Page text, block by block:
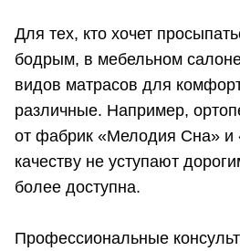
Для тех, кто хочет
бодрым, в мебельном
видов матрасов для
различные. Например,
от фабрик «Мелодия Сна» и
качеству не уступают
более доступна.
Профессиональные